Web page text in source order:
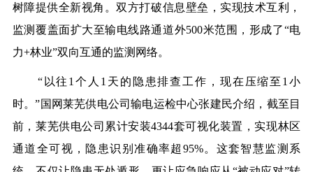
树障提供全新视角。双方打破信息壁垒，实现技术互利，
监测覆盖面扩大至输电线路通道外500米范围，形成了“电
力+林业”双向互通的监测网络。
“以往1个人1天的隐患排查工作，现在压缩至1小
时。”国网莱芜供电公司输电运检中心张建民介绍，截至目
前，莱芜供电公司累计安装4344套可视化装置，实现林区
通道全可视，隐患识别准确率超95%。这套智慧监测系